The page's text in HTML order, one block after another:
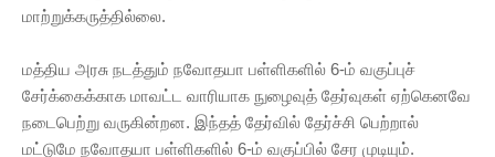
மாற்றுக்கருத்தில்லை.
மத்திய அரசு நடத்தும் நவோதயா பள்ளிகளில் 6-ம் வகுப்புச்
சேர்க்கைக்காக மாவட்ட வாரியாக நுழைவுத் தேர்வுகள் ஏற்கெனவே
நடைபெற்று வருகின்றன. இந்தத் தேர்வில் தேர்ச்சி பெற்றால்
மட்டுமே நவோதயா பள்ளிகளில் 6-ம் வகுப்பில் சேர முடியும்.